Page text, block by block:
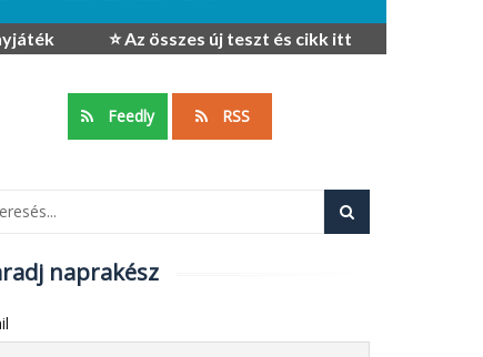
⭐ Az összes új teszt és cikk itt
Feedly RSS
naprakész